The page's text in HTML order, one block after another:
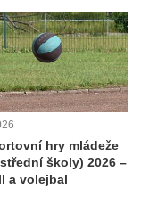
hry mládeže
školy) 2026 –
a volejbal